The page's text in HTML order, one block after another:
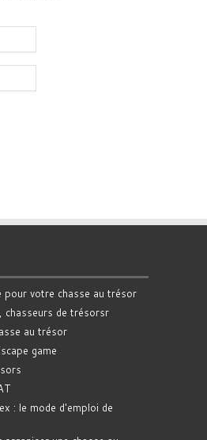
votre chasse au trésor
chasseurs de trésorsr
au trésor
game
: le mode d'emploi de